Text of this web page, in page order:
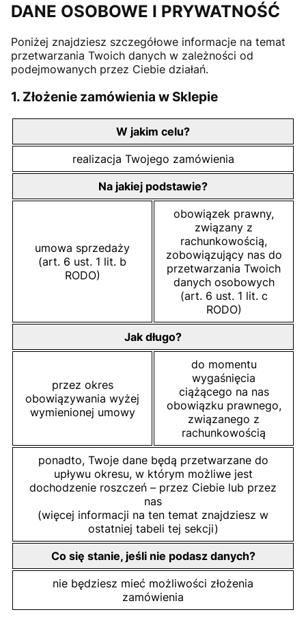
DANE OSOBOWE I PRYWATNOŚĆ
Poniżej znajdziesz szczegółowe informacje na temat
przetwarzania Twoich danych w zależności od
podejmowanych przez Ciebie działań.
1. Złożenie zamówienia w Sklepie
W jakim celu?
realizacja Twojego zamówienia
Na jakiej podstawie?
umowa sprzedaży
(art. 6 ust. 1 lit. b
RODO)
obowiązek prawny,
związany z
rachunkowością,
zobowiązujący nas do
przetwarzania Twoich
danych osobowych
(art. 6 ust. 1 lit. c
RODO)
Jak długo?
przez okres
obowiązywania wyżej
wymienionej umowy
do momentu
wygaśnięcia
ciążącego na nas
obowiązku prawnego,
związanego z
rachunkowością
ponadto, Twoje dane będą przetwarzane do
upływu okresu, w którym możliwe jest
dochodzenie roszczeń – przez Ciebie lub przez
nas
(więcej informacji na ten temat znajdziesz w
ostatniej tabeli tej sekcji)
Co się stanie, jeśli nie podasz danych?
nie będziesz mieć możliwości złożenia
zamówienia